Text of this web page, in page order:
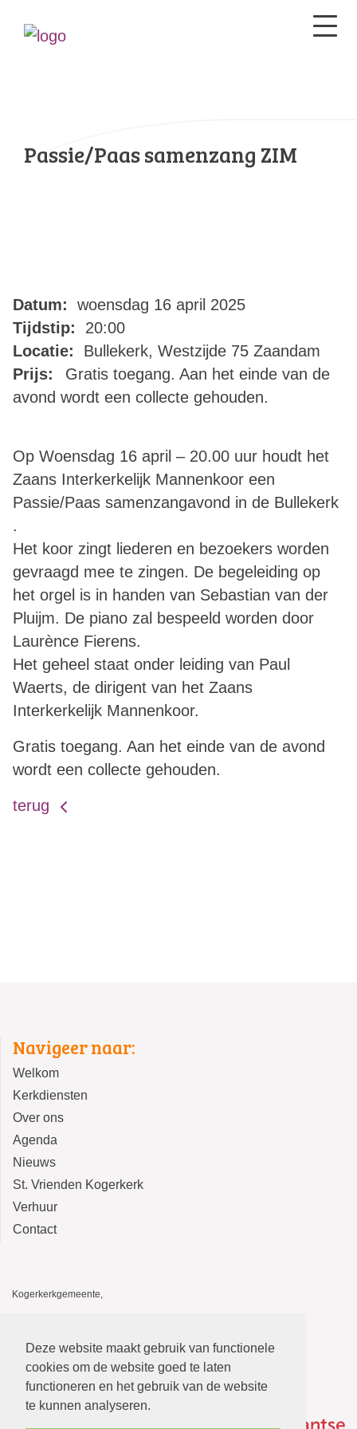
Deze website maakt gebruik van functionele
cookies om de website goed te laten
functioneren en het gebruik van de website
te kunnen analyseren.
Passie/Paas samenzang ZIM
Datum:
woensdag 16 april 2025
Tijdstip:
20:00
Locatie:
Bullekerk, Westzijde 75 Zaandam
Prijs:
Gratis toegang. Aan het einde van de
avond wordt een collecte gehouden.
Op Woensdag 16 april – 20.00 uur houdt het
Zaans Interkerkelijk Mannenkoor een
Passie/Paas samenzangavond in de Bullekerk
.
Het koor zingt liederen en bezoekers worden
gevraagd mee te zingen. De begeleiding op
het orgel is in handen van Sebastian van der
Pluijm. De piano zal bespeeld worden door
Laurènce Fierens.
Het geheel staat onder leiding van Paul
Waerts, de dirigent van het Zaans
Interkerkelijk Mannenkoor.
Gratis toegang. Aan het einde van de avond
wordt een collecte gehouden.
terug
Navigeer naar:
Welkom
Kerkdiensten
Over ons
Agenda
Nieuws
St. Vrienden Kogerkerk
Verhuur
Contact
Kogerkerkgemeente,
De Stolp, Kerkstraat 12, 1541 HA Koog aan de Zaan
E-mail: kogerkerkgemeente@gmail.com